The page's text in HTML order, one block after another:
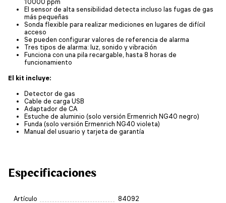
El sensor de alta sensibilidad detecta incluso las fugas de gas
más pequeñas
Sonda flexible para realizar mediciones en lugares de difícil
acceso
Se pueden configurar valores de referencia de alarma
Tres tipos de alarma: luz, sonido y vibración
Funciona con una pila recargable, hasta 8 horas de
funcionamiento
El kit incluye:
Detector de gas
Cable de carga USB
Adaptador de CA
Estuche de aluminio (solo versión Ermenrich NG40 negro)
Funda (solo versión Ermenrich NG40 violeta)
Manual del usuario y tarjeta de garantía
Especificaciones
Artículo 84092